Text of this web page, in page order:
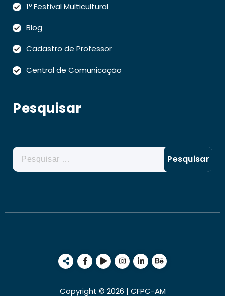
1º Festival Multicultural
Blog
Cadastro de Professor
Central de Comunicação
Pesquisar
Pesquisar
por:
Copyright © 2026 | CFPC-AM